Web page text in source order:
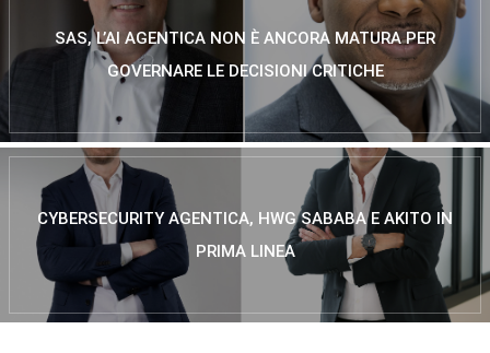
SAS, L’AI AGENTICA NON È ANCORA MATURA PER
GOVERNARE LE DECISIONI CRITICHE
CYBERSECURITY AGENTICA, HWG SABABA E AKITO IN
PRIMA LINEA